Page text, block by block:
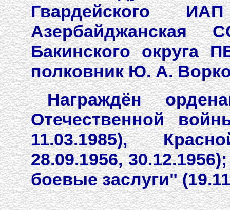
Гвардейского
Бакинского округа
полковник Ю. А.
Награждён
Отечественной
11.03.1985),
28.09.1956,
боевые заслуги"